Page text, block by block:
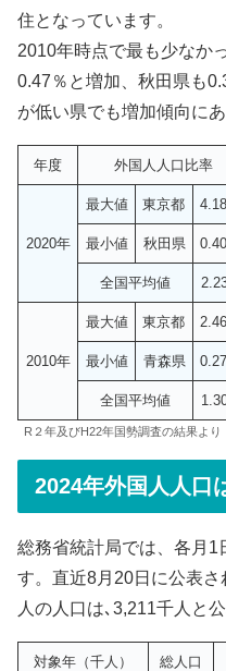
住となっています。
2010年時点で最も少なか
0.47％と増加、秋田県も
が低い県でも増加傾向にあ
年度 外国人人口比率
2020年
最大値 東京都
最小値 秋田県
全国平均値
2010年
最大値 東京都
最小値 青森県
全国平均値
R２年及びH22年国勢調査の結果より
2024年外国人人口
総務省統計局では、各月1
す。直近8月20日に公表
人の人口は､3,211千人と
対象年（千人） 総人口